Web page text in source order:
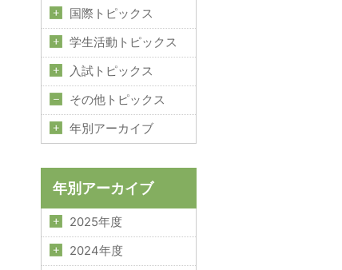
国際トピックス
学生活動トピックス
入試トピックス
その他トピックス
年別アーカイブ
年別アーカイブ
2025年度
2024年度